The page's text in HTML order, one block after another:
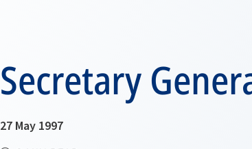
Secretary
27 May 1997